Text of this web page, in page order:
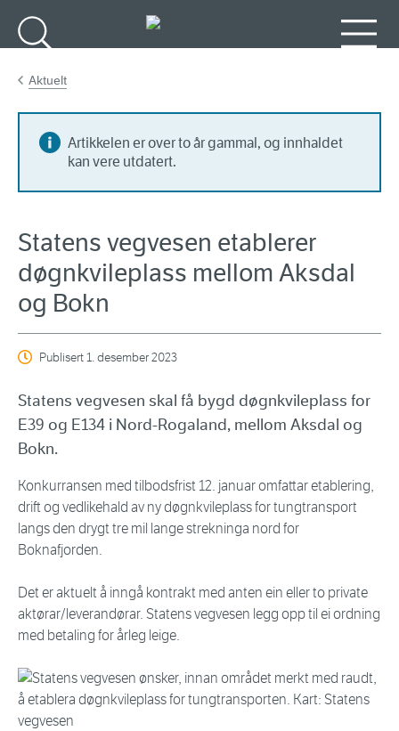
Aktuelt
Artikkelen er over to år gammal, og innhaldet
kan vere utdatert.
Statens vegvesen etablerer
døgnkvileplass mellom Aksdal
og Bokn
Publisert1. desember 2023
Statens vegvesen skal få bygd døgnkvileplass for
E39 og E134 i Nord-Rogaland, mellom Aksdal og
Bokn.
Konkurransen med tilbodsfrist 12. januar omfattar etablering,
drift og vedlikehald av ny døgnkvileplass for tungtransport
langs den drygt tre mil lange strekninga nord for
Boknafjorden.
Det er aktuelt å inngå kontrakt med anten ein eller to private
aktørar/leverandørar. Statens vegvesen legg opp til ei ordning
med betaling for årleg leige.